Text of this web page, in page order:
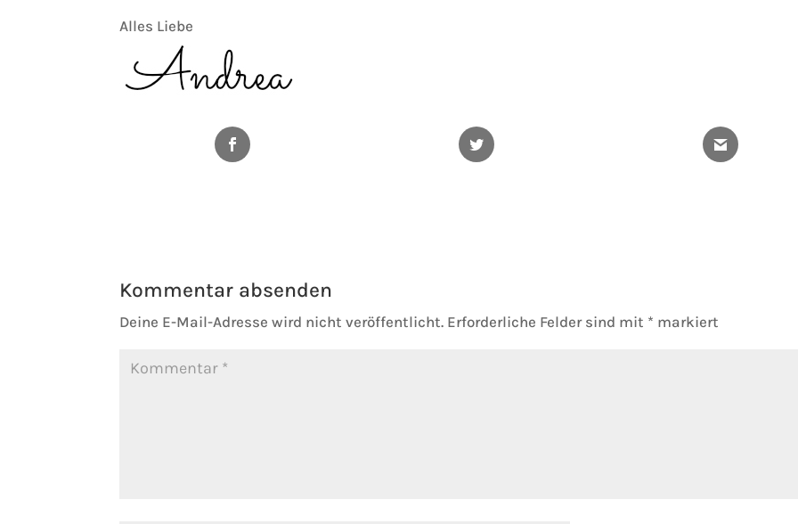
Alles Liebe
Kommentar absenden
Deine E-Mail-Adresse wird nicht veröffentlicht. Erforderliche Felder sind mit * markiert